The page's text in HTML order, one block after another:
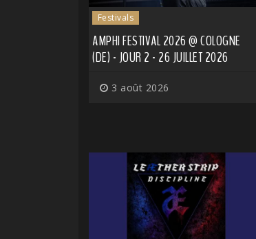
Festivals
AMPHI FESTIVAL 2026 @ COLOGNE
(DE) - JOUR 2 - 26 JUILLET 2026
3 août 2026